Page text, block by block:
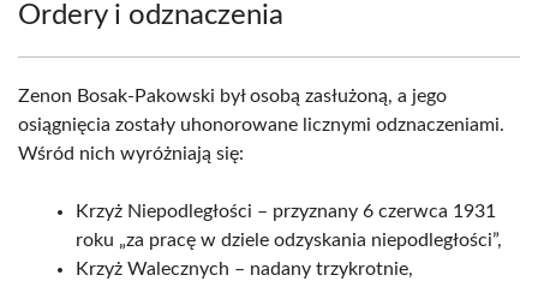
Ordery i odznaczenia
Zenon Bosak-Pakowski był osobą zasłużoną, a jego
osiągnięcia zostały uhonorowane licznymi odznaczeniami.
Wśród nich wyróżniają się:
Krzyż Niepodległości – przyznany 6 czerwca 1931
roku „za pracę w dziele odzyskania niepodległości”,
Krzyż Walecznych – nadany trzykrotnie,